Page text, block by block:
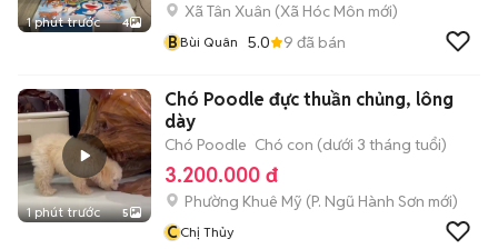
1 phút trước 4
Xã Tân Xuân (Xã Hóc Môn mới)
BBùi Quân 5.0 9 đã bán
1 phút trước 5
Chó Poodle đực thuần chủng, lông
dày
Chó Poodle Chó con (dưới 3 tháng tuổi)
3.200.000 đ
Phường Khuê Mỹ (P. Ngũ Hành Sơn mới)
CChị Thủy